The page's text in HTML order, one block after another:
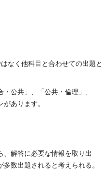
なく他科目と合わせての出題と
公共」、「公共・倫理」、
あります。
解答に必要な情報を取り出
数出題されると考えられる。